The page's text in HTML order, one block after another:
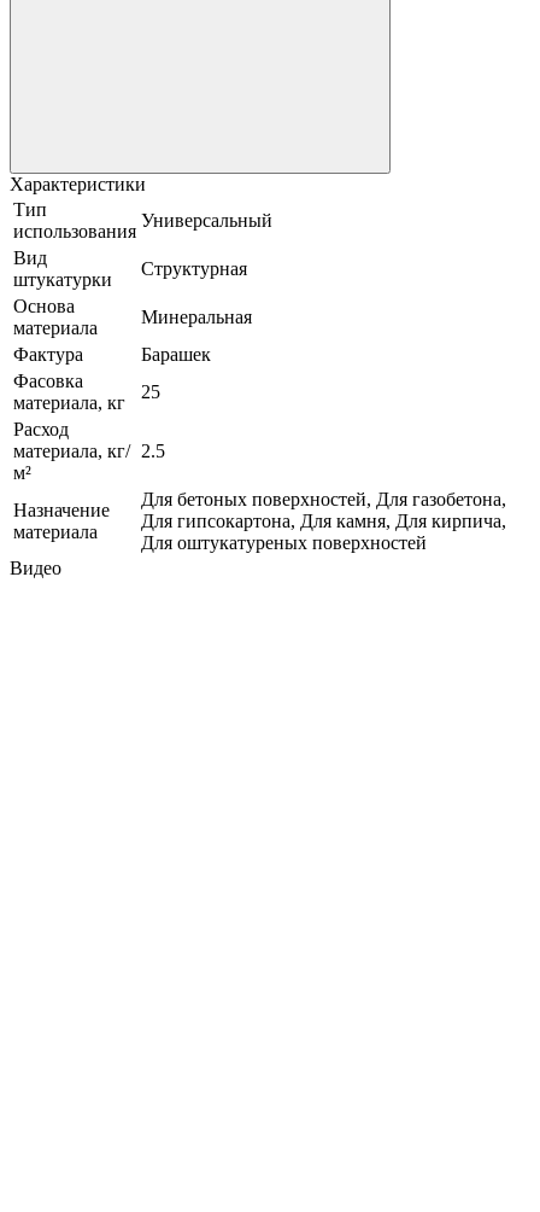
Характеристики
Тип
использования
Универсальный
Вид
штукатурки
Структурная
Основа
материала
Минеральная
Фактура
Барашек
Фасовка
материала, кг
25
Расход
материала, кг/
м²
2.5
Назначение
материала
Для бетоных поверхностей, Для газобетона,
Для гипсокартона, Для камня, Для кирпича,
Для оштукатуреных поверхностей
Видео